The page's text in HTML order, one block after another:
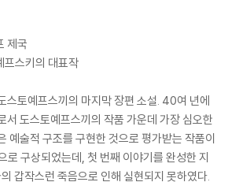
제국
프스키의 대표작
스토예프스끼의 마지막 장편 소설. 40여 년에
서 도스토예프스끼의 작품 가운데 가장 심오한
예술적 구조를 구현한 것으로 평가받는 작품이
로 구상되었는데, 첫 번째 이야기를 완성한 지
갑작스런 죽음으로 인해 실현되지 못하였다.